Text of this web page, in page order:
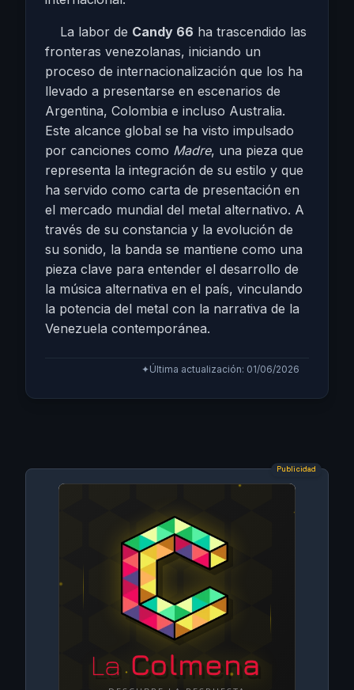
La labor de Candy 66 ha trascendido las
fronteras venezolanas, iniciando un
proceso de internacionalización que los ha
llevado a presentarse en escenarios de
Argentina, Colombia e incluso Australia.
Este alcance global se ha visto impulsado
por canciones como Madre, una pieza que
representa la integración de su estilo y que
ha servido como carta de presentación en
el mercado mundial del metal alternativo. A
través de su constancia y la evolución de
su sonido, la banda se mantiene como una
pieza clave para entender el desarrollo de
la música alternativa en el país, vinculando
la potencia del metal con la narrativa de la
Venezuela contemporánea.
✦Última actualización: 01/06/2026
Publicidad